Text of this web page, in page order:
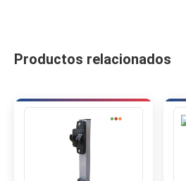
Productos relacionados